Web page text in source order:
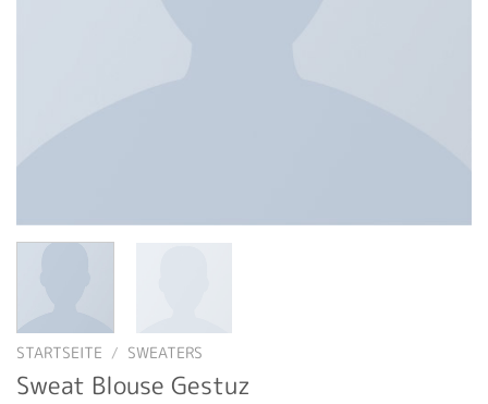
STARTSEITE / SWEATERS
Sweat Blouse Gestuz